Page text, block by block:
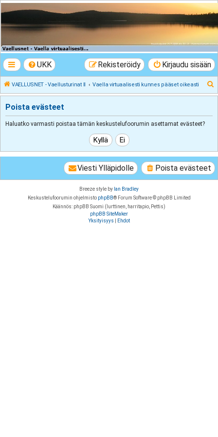
VAELLUSNET -
Vaellusturinat II
UKK Kirjaudu sisään
Rekisteröidy
VAELLUSNET - Vaellusturinat II Vaella virtuaalisesti kunnes pääset oikeasti
t
Poista evästeet
Haluatko varmasti poistaa tämän keskustelufoorumin asettamat evästeet?
Poista evästeet
Viesti Ylläpidolle
Breeze style by Ian Bradley
Keskustelufoorumin ohjelmisto phpBB® Forum Software © phpBB Limited
Käännös: phpBB Suomi (lurttinen, harritapio, Pettis)
phpBB SiteMaker
Yksityisyys
Ehdot